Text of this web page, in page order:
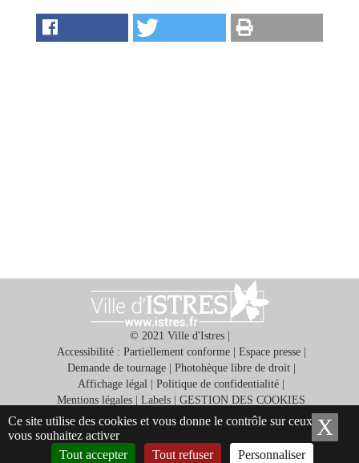
Ma
ville
Travaux/Voirie
Circulation
© 2021 Ville d'Istres |
Accessibilité : Partiellement conforme| Espace presse|
Demande de tournage| Photohèque libre de droit|
Affichage légal
Politique de confidentialité
Mentions légales
Labels
GESTION DES COOKIES
Application gratuite ISTRES ET VOUS
Ce site utilise des cookies et vous donne le contrôle sur ceux que
vous souhaitez activer
Tout accepter
Tout refuser Personnaliser
X